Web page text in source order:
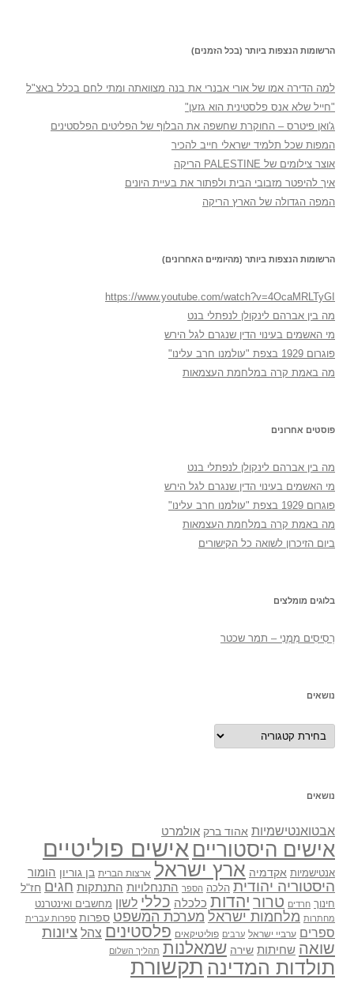
הרשומות הנצפות ביותר (בכל הזמנים)
למה הדירה אמו של אורי אבנרי את בנה מצוואתה ומתי לחם בכלל באצ"ל
"חייל שלא אנס פלסטינית הוא גזען"
ג'ואן פיטרס – החוקרת שחשפה את הבלוף של הפליטים הפלסטינים
המפות שכל תלמיד ישראלי חייב להכיר
אוצר צילומים של PALESTINE הריקה
איך להיפטר מזבובי הבית ולפתור את בעיית היונים
המפה הגדולה של הארץ הריקה
הרשומות הנצפות ביותר (מהיומיים האחרונים)
https://www.youtube.com/watch?v=4OcaMRLTyGI
מה בין אברהם לינקולן לנפתלי בנט
מי האשמים בעינוי הדין שנגרם לגל הירש
פוגרום 1929 בצפת "עולמנו חרב עלינו"
מה באמת קרה במלחמת העצמאות
פוסטים אחרונים
מה בין אברהם לינקולן לנפתלי בנט
מי האשמים בעינוי הדין שנגרם לגל הירש
פוגרום 1929 בצפת "עולמנו חרב עלינו"
מה באמת קרה במלחמת העצמאות
ביום הזיכרון לשואה כל הקישורים
בלוגים מומלצים
רְסִיסִים מִמֶנִי – תמר שכטר
נושאים
נושאים
נושאים
אבטואנטישמיות אהוד ברק אולמרט
אישים היסטוריים אישים פוליטיים
אנטישמיות אקדמיה ארץ ישראל ארצות הברית בן גוריון הומור
היסטוריה יהודית הלכה הספר התנחלויות התנתקות חגים חז"ל
חינוך חרדים טרור יהדות כלכלה כללי לשון מחשבים ואינטרנט
מחתרות מלחמות ישראל מערכת המשפט ספרות ספרות עברית
ספרים ערביי ישראל ערבים פוליטיקאים פלסטינים צהל ציונות
שואה שחיתות שירה שמאלנות תהליך השלום
תולדות המדינה תקשורת